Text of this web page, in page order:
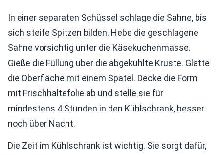
In einer separaten Schüssel schlage die Sahne, bis
sich steife Spitzen bilden. Hebe die geschlagene
Sahne vorsichtig unter die Käsekuchenmasse.
Gieße die Füllung über die abgekühlte Kruste. Glätte
die Oberfläche mit einem Spatel. Decke die Form
mit Frischhaltefolie ab und stelle sie für
mindestens 4 Stunden in den Kühlschrank, besser
noch über Nacht.
Die Zeit im Kühlschrank ist wichtig. Sie sorgt dafür,